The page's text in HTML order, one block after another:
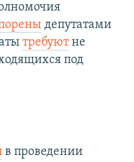
депутатами
требуютне
под
в проведении